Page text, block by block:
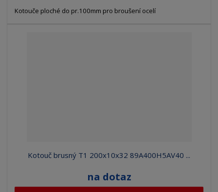
Kotouče ploché do pr.100mm pro broušení ocelí
Kotouč brusný T1 200x10x32 89A400H5AV40 ...
na dotaz